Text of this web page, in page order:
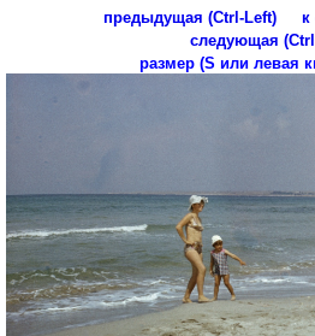
предыдущая (Ctrl-Left)
к
следующая
размер (S или левая